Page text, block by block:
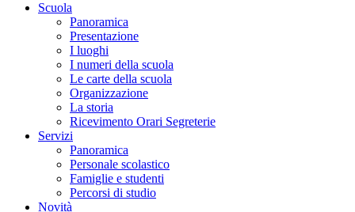
Scuola
Panoramica
Presentazione
I luoghi
I numeri della scuola
Le carte della scuola
Organizzazione
La storia
Ricevimento Orari Segreterie
Servizi
Panoramica
Personale scolastico
Famiglie e studenti
Percorsi di studio
Novità